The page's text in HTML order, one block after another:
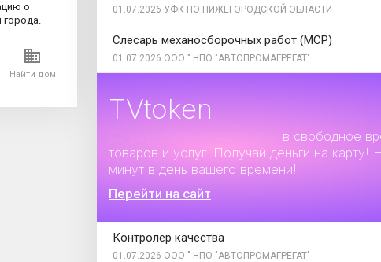
о
Найти дом
01.07.2026 УФК ПО НИЖЕГОРОДСКОЙ ОБЛАСТИ
Слесарь механосборочных работ (МСР)
01.07.2026 ООО " НПО "АВТОПРОМАГРЕГАТ"
TVtoken
в свободное
товаров и услуг. Получай деньги на
минут в день вашего времени!
Перейти на сайт
Контролер качества
01.07.2026 ООО " НПО "АВТОПРОМАГРЕГАТ"